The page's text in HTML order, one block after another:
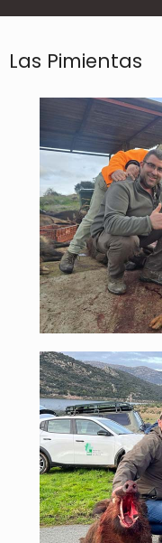
Las Pimientas